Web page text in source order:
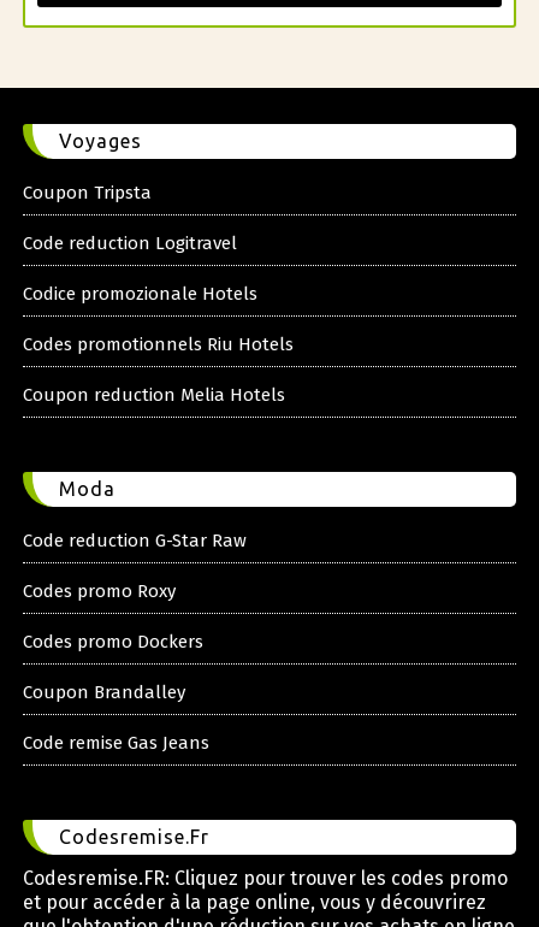
Voyages
Coupon Tripsta
Code reduction Logitravel
Codice promozionale Hotels
Codes promotionnels Riu Hotels
Coupon reduction Melia Hotels
Moda
Code reduction G-Star Raw
Codes promo Roxy
Codes promo Dockers
Coupon Brandalley
Code remise Gas Jeans
Codesremise.Fr
Codesremise.FR: Cliquez pour trouver les codes promo
et pour accéder à la page online, vous y découvrirez